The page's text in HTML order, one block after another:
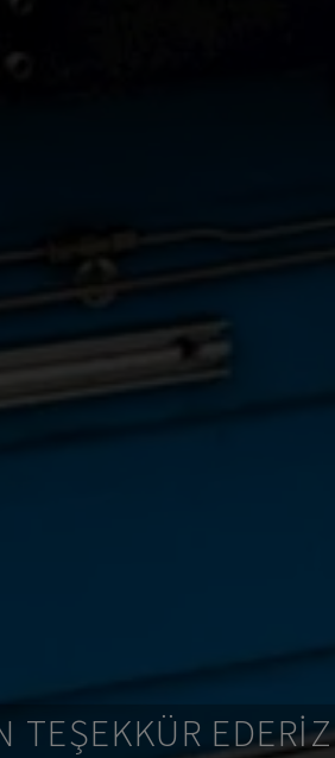
TEŞEKKÜR EDERIZ